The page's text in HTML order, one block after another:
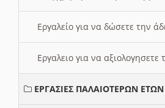
Εργαλείο για να δώσετε την
Εργαλειο για να
ΕΡΓΑΣΙΕΣ ΠΑΛΑΙΟΤΕΡΩΝ ΕΤΩΝ